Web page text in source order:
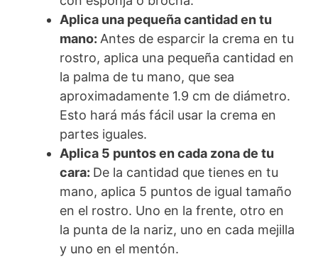
Aplica una pequeña cantidad en tu
mano: Antes de esparcir la crema en tu
rostro, aplica una pequeña cantidad en
la palma de tu mano, que sea
aproximadamente 1.9 cm de diámetro.
Esto hará más fácil usar la crema en
partes iguales.
Aplica 5 puntos en cada zona de tu
cara: De la cantidad que tienes en tu
mano, aplica 5 puntos de igual tamaño
en el rostro. Uno en la frente, otro en
la punta de la nariz, uno en cada mejilla
y uno en el mentón.